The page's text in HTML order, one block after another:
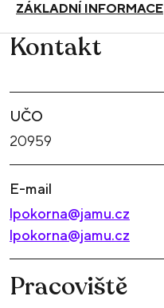
ZÁKLADNÍ INFORMACE
Kontakt
UČO
20959
E-mail
lpokorna@jamu.cz
lpokorna@jamu.cz
Pracoviště